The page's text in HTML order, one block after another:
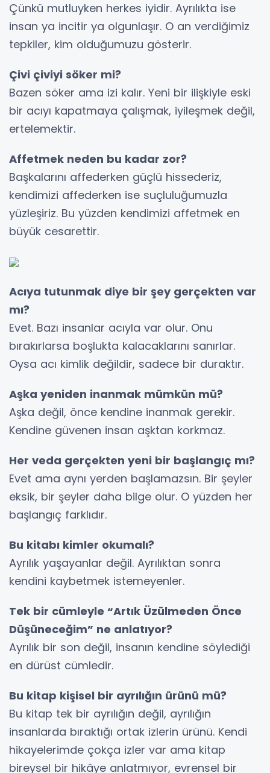
Çünkü mutluyken herkes iyidir. Ayrılıkta ise
insan ya incitir ya olgunlaşır. O an verdiğimiz
tepkiler, kim olduğumuzu gösterir.
Çivi çiviyi söker mi?
Bazen söker ama izi kalır. Yeni bir ilişkiyle eski
bir acıyı kapatmaya çalışmak, iyileşmek değil,
ertelemektir.
Affetmek neden bu kadar zor?
Başkalarını affederken güçlü hissederiz,
kendimizi affederken ise suçluluğumuzla
yüzleşiriz. Bu yüzden kendimizi affetmek en
büyük cesarettir.
Acıya tutunmak diye bir şey gerçekten var
mı?
Evet. Bazı insanlar acıyla var olur. Onu
bırakırlarsa boşlukta kalacaklarını sanırlar.
Oysa acı kimlik değildir, sadece bir duraktır.
Aşka yeniden inanmak mümkün mü?
Aşka değil, önce kendine inanmak gerekir.
Kendine güvenen insan aşktan korkmaz.
Her veda gerçekten yeni bir başlangıç mı?
Evet ama aynı yerden başlamazsın. Bir şeyler
eksik, bir şeyler daha bilge olur. O yüzden her
başlangıç farklıdır.
Bu kitabı kimler okumalı?
Ayrılık yaşayanlar değil. Ayrılıktan sonra
kendini kaybetmek istemeyenler.
Tek bir cümleyle “Artık Üzülmeden Önce
Düşüneceğim” ne anlatıyor?
Ayrılık bir son değil, insanın kendine söylediği
en dürüst cümledir.
Bu kitap kişisel bir ayrılığın ürünü mü?
Bu kitap tek bir ayrılığın değil, ayrılığın
insanlarda bıraktığı ortak izlerin ürünü. Kendi
hikayelerimde çokça izler var ama kitap
bireysel bir hikâye anlatmıyor, evrensel bir